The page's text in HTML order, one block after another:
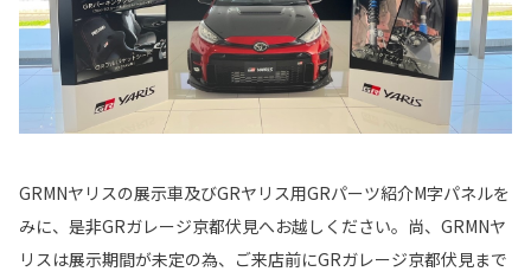
GRMNヤリスの展示車及びGRヤリス用GRパーツ紹介M字パネルを
みに、是非GRガレージ京都伏見へお越しください。尚、GRMNヤ
リスは展示期間が未定の為、ご来店前にGRガレージ京都伏見まで